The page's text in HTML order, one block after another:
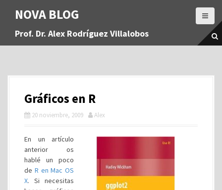
a
NOVA BLOG
Prof. Dr. Alex Rodríguez Villalobos
Gráficos en R
20 noviembre, 2009 Alex
En un artículo
anterior os
hablé un poco
de R en Mac OS
X. Si necesitas